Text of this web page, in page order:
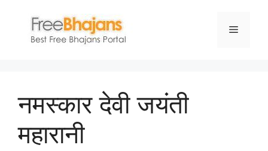
content
Menu
नमस्कार देवी जयंती
महारानी